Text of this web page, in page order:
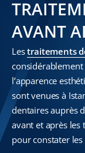
AVANT
Lestraitements
l’apparence
sont venues à
dentaires auprès
avant et après les
pour constater